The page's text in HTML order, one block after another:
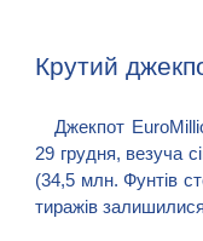
Крутий
Джекпот
29 грудня, везуча
(34,5 млн. Фунтів
тиражів